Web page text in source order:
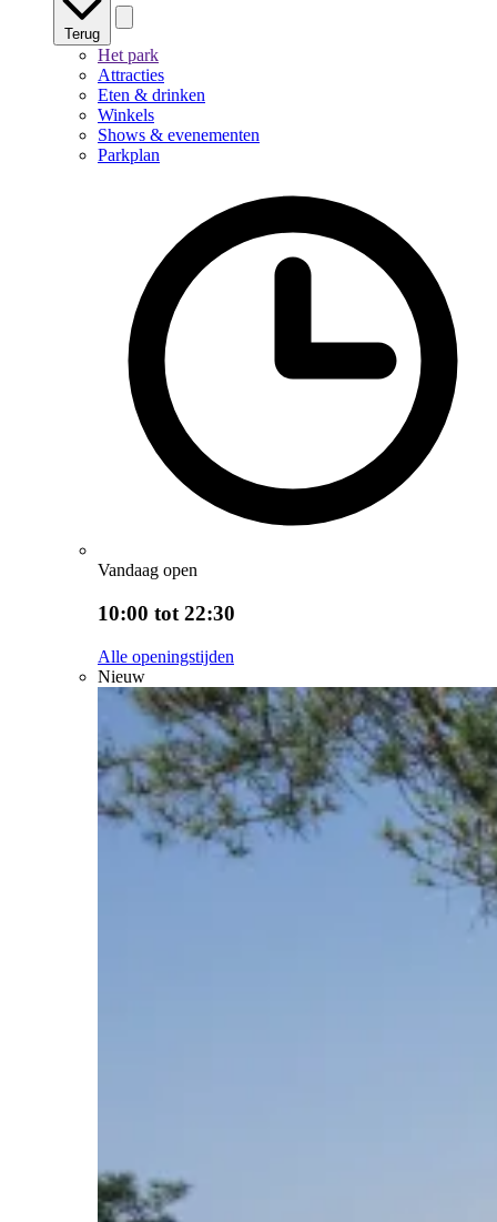
Terug
Het park
Attracties
Eten & drinken
Winkels
Shows & evenementen
Parkplan
Vandaag open
10:00 tot 22:30
Alle openingstijden
Nieuw